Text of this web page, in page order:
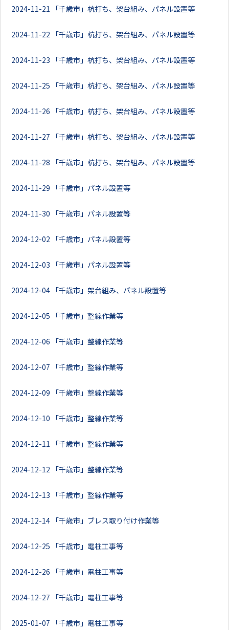
2024-11-21 「千歳市」杭打ち、架台組み、パネル設置等
2024-11-22 「千歳市」杭打ち、架台組み、パネル設置等
2024-11-23 「千歳市」杭打ち、架台組み、パネル設置等
2024-11-25 「千歳市」杭打ち、架台組み、パネル設置等
2024-11-26 「千歳市」杭打ち、架台組み、パネル設置等
2024-11-27 「千歳市」杭打ち、架台組み、パネル設置等
2024-11-28 「千歳市」杭打ち、架台組み、パネル設置等
2024-11-29 「千歳市」パネル設置等
2024-11-30 「千歳市」パネル設置等
2024-12-02 「千歳市」パネル設置等
2024-12-03 「千歳市」パネル設置等
2024-12-04 「千歳市」架台組み、パネル設置等
2024-12-05 「千歳市」整線作業等
2024-12-06 「千歳市」整線作業等
2024-12-07 「千歳市」整線作業等
2024-12-09 「千歳市」整線作業等
2024-12-10 「千歳市」整線作業等
2024-12-11 「千歳市」整線作業等
2024-12-12 「千歳市」整線作業等
2024-12-13 「千歳市」整線作業等
2024-12-14 「千歳市」ブレス取り付け作業等
2024-12-25 「千歳市」電柱工事等
2024-12-26 「千歳市」電柱工事等
2024-12-27 「千歳市」電柱工事等
2025-01-07 「千歳市」電柱工事等